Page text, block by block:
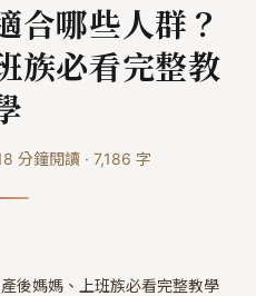
合哪些人群？
族必看完整教
分鐘閱讀 · 7,186 字
後媽媽、上班族必看完整教學